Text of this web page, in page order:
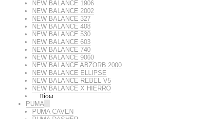
NEW BALANCE 1906
NEW BALANCE 2002
NEW BALANCE 327
NEW BALANCE 408
NEW BALANCE 530
NEW BALANCE 603
NEW BALANCE 740
NEW BALANCE 9060
NEW BALANCE ABZORB 2000
NEW BALANCE ELLIPSE
NEW BALANCE REBEL V5
NEW BALANCE X HIERRO
Πίσω
PUMA
PUMA CAVEN